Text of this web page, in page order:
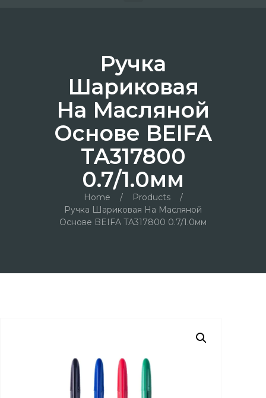
Ручка
Шариковая
На Масляной
Основе BEIFA
TA317800
0.7/1.0мм
Home / Products
/
Ручка Шариковая На Масляной
Основе BEIFA TA317800 0.7/1.0мм